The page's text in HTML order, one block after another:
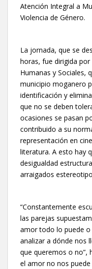
Atención Integral a
Violencia de Género.
La jornada, que se
horas, fue dirigida
Humanas y Sociales,
municipio moganero
identificación y
que no se deben
ocasiones se pasan
contribuido a su
representación en
literatura. A esto hay
desigualdad
arraigados
“Constantemente
las parejas
amor todo lo puede o
analizar a dónde nos
que queremos o no”,
el amor no nos